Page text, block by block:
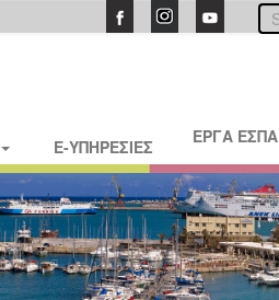
E-ΥΠΗΡΕΣΙΕΣ ΕΡΓΑ ΕΣΠΑ